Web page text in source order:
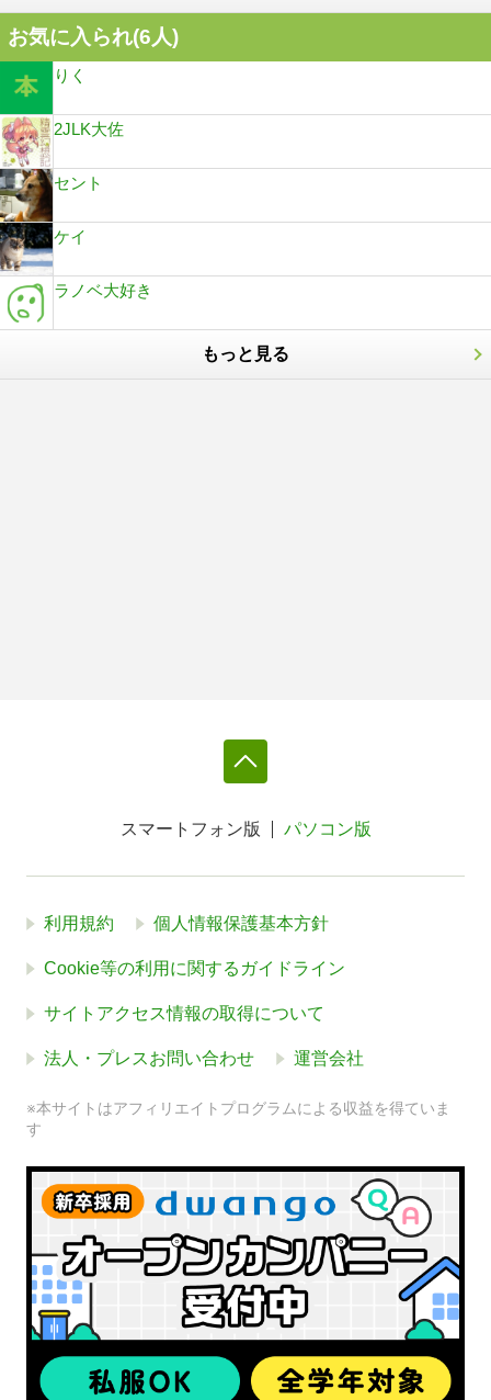
お気に入られ(6人)
りく
2JLK大佐
セント
ケイ
ラノベ大好き
もっと見る
スマートフォン版 パソコン版
利用規約 個人情報保護基本方針
Cookie等の利用に関するガイドライン
サイトアクセス情報の取得について
法人・プレスお問い合わせ 運営会社
※本サイトはアフィリエイトプログラムによる収益を得ていま
す